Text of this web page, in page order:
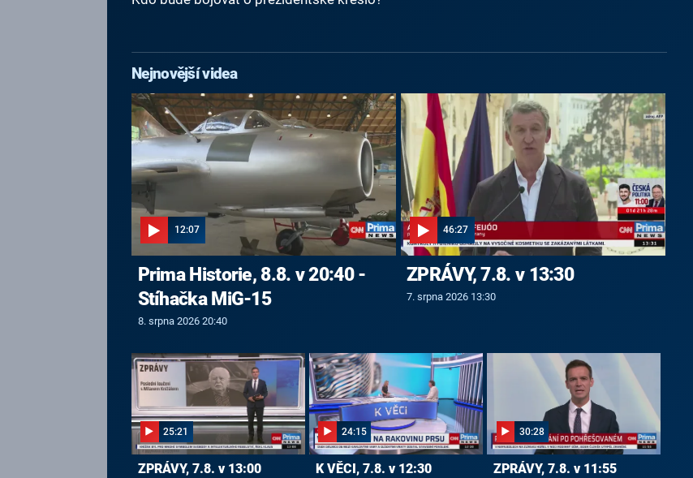
Nejnovější videa
12:07
Prima Historie, 8.8. v 20:40 -
Stíhačka MiG-15
8. srpna 2026 20:40
46:27
ZPRÁVY, 7.8. v 13:30
7. srpna 2026 13:30
25:21
ZPRÁVY, 7.8. v 13:00
24:15
K VĚCI, 7.8. v 12:30
30:28
ZPRÁVY, 7.8. v 11:55